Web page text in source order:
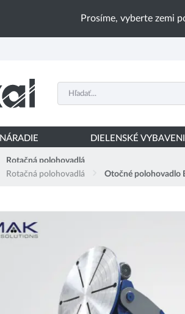
Prosíme, vyberte zemi
NÁRADIE DIELENSKÉ
Rotačná polohovadlá
Rotačná polohovadlá Otočné polohovadlo